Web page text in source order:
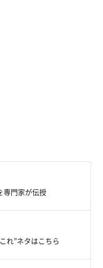
くさんの栄養を必要と
化・吸収できるドッグ
量し、目安の回数に
専門家が伝授
れ”ネタはこちら